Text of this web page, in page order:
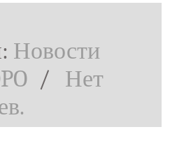
Новости
/ Нет